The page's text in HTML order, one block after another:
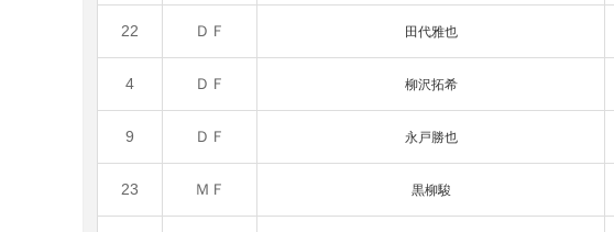
22 ＤＦ 田代雅也
4 ＤＦ 柳沢拓希
9 ＤＦ 永戸勝也
23 ＭＦ 黒柳駿